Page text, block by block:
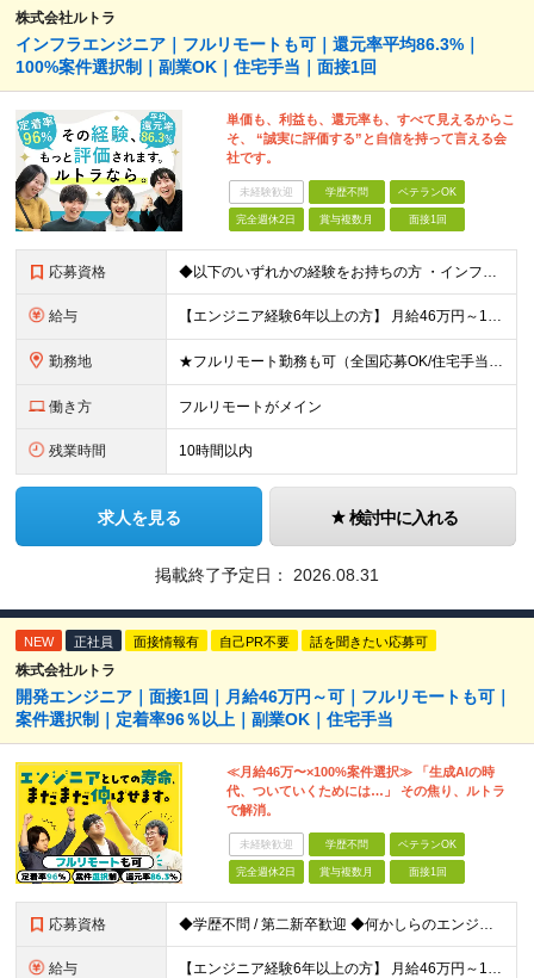
株式会社ルトラ
インフラエンジニア｜フルリモートも可｜還元率平均86.3%｜
100%案件選択制｜副業OK｜住宅手当｜面接1回
単価も、利益も、還元率も、すべて見えるからこ
そ、 “誠実に評価する”と自信を持って言える会
社です。
未経験歓迎 学歴不問 ベテランOK
完全週休2日 賞与複数月 面接1回
応募資格 ◆以下のいずれかの経験をお持ちの方 ・インフラ設計・構築の実務経験（オンプレ/クラウドどちらもOK） ・クラウド環境下での運用保守に関する実務経験 ◆学歴不問 ＜こんな方は特に歓迎します＞ ◎これま
給与 【エンジニア経験6年以上の方】 月給46万円～100万円（固定残業代含む） ※上記月給には月30時間分の固定残業代（月8万7,400円～月19万円）を含む。超過分は全額支給。 【エンジニア経験4年以
勤務地 ★フルリモート勤務も可（全国応募OK/住宅手当を支給します） ※案件によって常駐が必要になる場合があります。 ※希望がない限り、転勤はありません ※U・Iターン歓迎 ★ルトラの社員は全国各地で活躍中
働き方 フルリモートがメイン
残業時間 10時間以内
求人を見る 検討中に入れる
掲載終了予定日： 2026.08.31
NEW 正社員 面接情報有 自己PR不要 話を聞きたい応募可
株式会社ルトラ
開発エンジニア｜面接1回｜月給46万円～可｜フルリモートも可｜
案件選択制｜定着率96％以上｜副業OK｜住宅手当
≪月給46万〜×100%案件選択≫ 「生成AIの時
代、ついていくためには…」 その焦り、ルトラ
で解消。
未経験歓迎 学歴不問 ベテランOK
完全週休2日 賞与複数月 面接1回
応募資格 ◆学歴不問 / 第二新卒歓迎 ◆何かしらのエンジニア経験をお持ちの方 （言語・期間・フェーズ不問） 経験浅めの方も遠慮なくご応募ください！ ■入社前Q＆A ────── ◎実力に見合った報酬が手に
給与 【エンジニア経験6年以上の方】 月給46万円～100万円（固定残業代含む） ※上記月給には月30時間分の固定残業代（月8万7,400円～月19万円）を含む。超過分は全額支給。 【エンジニア経験4年以